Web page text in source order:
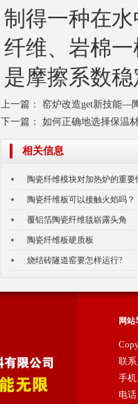
制得一种在
纤维、岩棉
是摩擦系数
上一篇： 窑炉改造get新技能—
下一篇： 如何正确地选择保温
相关信息
陶瓷纤维模块对加热炉的重要
陶瓷纤维板可以接触火焰吗？
覆铝箔陶瓷纤维毯崭露头角
陶瓷纤维板硬质板
烧结砖隧道窑要怎样运行?
网站
联
手机
电